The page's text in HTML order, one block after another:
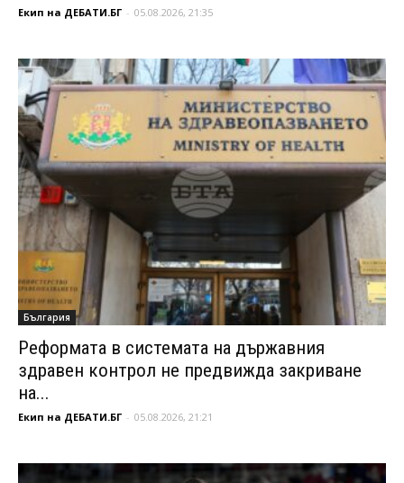
Екип на ДЕБАТИ.БГ - 05.08.2026, 21:35
България
Реформата в системата на държавния
здравен контрол не предвижда закриване
на...
Екип на ДЕБАТИ.БГ - 05.08.2026, 21:21